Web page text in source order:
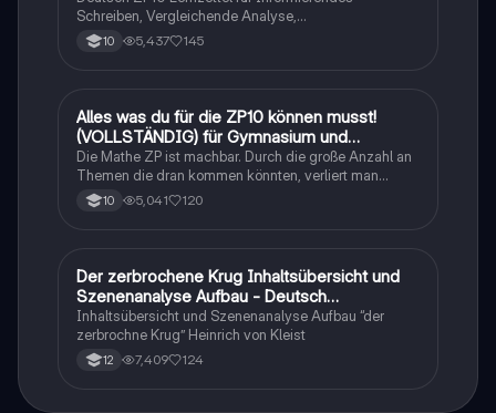
Schreiben, Vergleichende Analyse,
Sachtexte/Roman/Gedicht..
10 5,437 145
Mathe
Alles was du für die ZP10 können musst!
(VOLLSTÄNDIG) für Gymnasium und
Realschule
Die Mathe ZP ist machbar. Durch die große Anzahl an
Themen die dran kommen könnten, verliert man
schnell den Überblick. Also habe ich von den kleinsten
Themen bis hin zu den größten alles
10 5,041 120
Deutsch
Der zerbrochene Krug Inhaltsübersicht und
Szenenanalyse Aufbau - Deutsch
Q1/Q2/Abitur
Inhaltsübersicht und Szenenanalyse Aufbau “der
zerbrochne Krug” Heinrich von Kleist
12 7,409 124